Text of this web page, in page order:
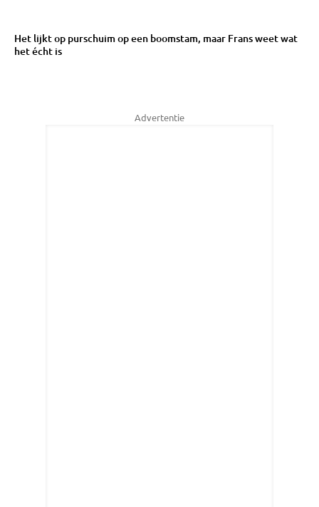
Het lijkt op purschuim op een boomstam, maar Frans weet wat
het écht is
Advertentie